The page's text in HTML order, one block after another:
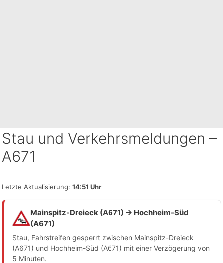
Stau und Verkehrsmeldungen –
A671
Letzte Aktualisierung: 14:51 Uhr
Mainspitz-Dreieck (A671) → Hochheim-Süd
(A671)
Stau, Fahrstreifen gesperrt zwischen Mainspitz-Dreieck
(A671) und Hochheim-Süd (A671) mit einer Verzögerung von
5 Minuten.